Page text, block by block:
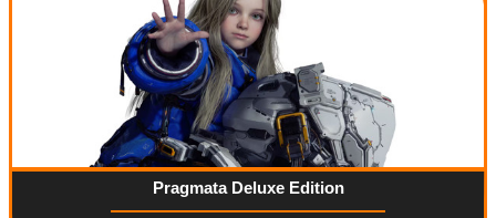
Pragmata Deluxe Edition